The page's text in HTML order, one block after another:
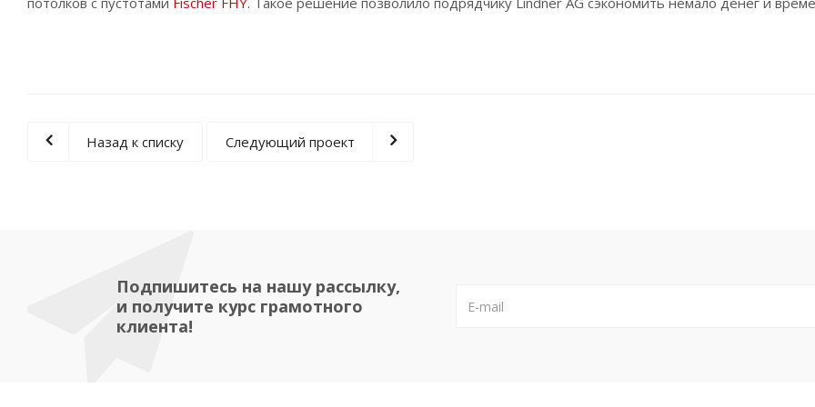
Назад к списку Следующий проект
Подпишитесь на нашу рассылку,
и получите курс грамотного
клиента!